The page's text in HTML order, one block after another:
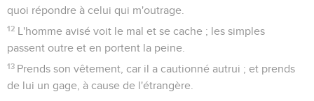
quoi répondre à celui qui m'outrage.
12 L'homme avisé voit le mal et se cache ; les simples
passent outre et en portent la peine.
13 Prends son vêtement, car il a cautionné autrui ; et prends
de lui un gage, à cause de l'étrangère.